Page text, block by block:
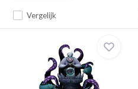
Vergelijk